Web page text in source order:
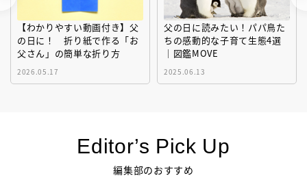
【わかりやすい動画付き】父
の日に！ 折り紙で作る「お
父さん」の簡単な折り方
2026.05.17
父の日に読みたい！パパ鳥た
ちの感動的な子育て生態4選
｜図鑑MOVE
2025.06.13
Editor’s Pick Up
編集部のおすすめ